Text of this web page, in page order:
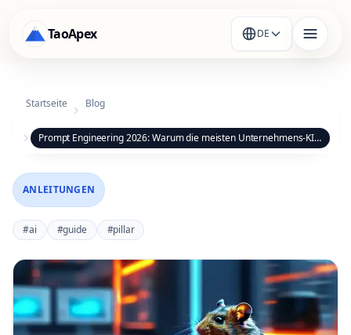
TaoApex DE
Startseite Blog
Prompt Engineering 2026: Warum die meisten Unternehmens-KI-Projekte scheitern
ANLEITUNGEN
#ai #guide #pillar